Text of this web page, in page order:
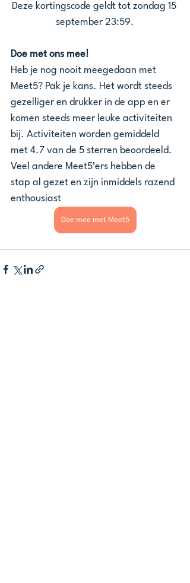
Deze kortingscode geldt tot zondag 15
september 23:59.
Doe met ons mee!
Heb je nog nooit meegedaan met
Meet5? Pak je kans. Het wordt steeds
gezelliger en drukker in de app en er
komen steeds meer leuke activiteiten
bij. Activiteiten worden gemiddeld
met 4.7 van de 5 sterren beoordeeld.
Veel andere Meet5’ers hebben de
stap al gezet en zijn inmiddels razend
enthousiast
Doe mee met Meet5